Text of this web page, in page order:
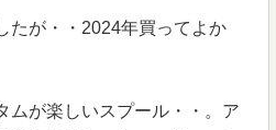
たが・・2024年買ってよか
ムが楽しいスプール・・。ア